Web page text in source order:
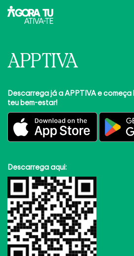
Outras
Laboral
Escolas
Relatórios
Notícias
Multimédia
APPTIVA
Descarrega já a APPTIVA e
teu bem-estar!
Descarrega aqui: